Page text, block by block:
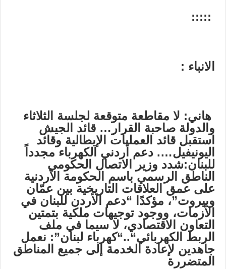
:::::
الانباء :
هاني: لا مقاطعة متوقعة لجلسة الثلاثاء
والدولة صاحبة القرار … قائد الجيش
استقبل قائد العمليات الإيطالية وقائد
اليونيفيل…. دعم أردني الكهرباء مجدداً
للبنان:شدد وزير الاتصال الحكومي
الناطق الرسمي باسم الحكومة الأردنية
على عمق العلاقات التاريخية بين عمّان
وبيروت”، مؤكدًا “دعم الأردن للبنان في
الأزمات، ووجود توجيهات ملكية بتمتين
التعاون الاقتصادي، لا سيما في ملف
الربط الكهربائي“
..“كهرباء لبنان”: نعمل
جاهدين لإعادة الخدمة إلى جميع المناطق
المتضررة